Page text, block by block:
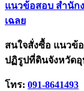
แนวข้อสอบ สำนัก
เฉลย
สนใจสั่งซื้อ แนวข้
ปฏิรูปที่ดินจังหวัด
โทร: 091-8641493